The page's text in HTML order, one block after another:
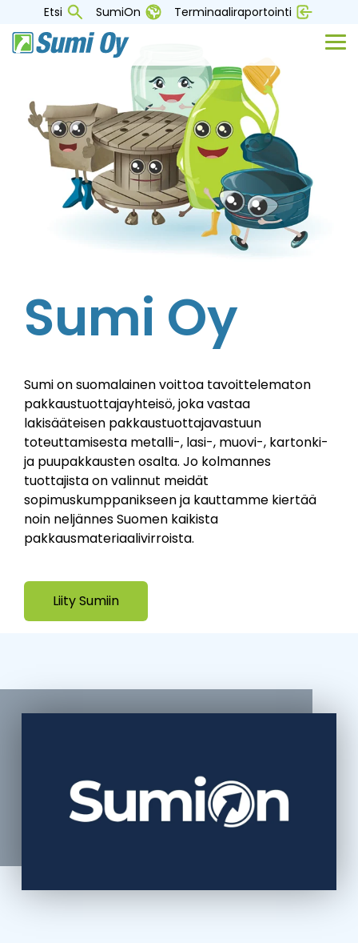
the
main
Etsi SumiOn Terminaaliraportointi
Sumi Oy
Sumi on suomalainen voittoa tavoittelematon
pakkaustuottajayhteisö, joka vastaa
lakisääteisen pakkaustuottajavastuun
toteuttamisesta metalli-, lasi-, muovi-, kartonki-
ja puupakkausten osalta. Jo kolmannes
tuottajista on valinnut meidät
sopimuskumppanikseen ja kauttamme kiertää
noin neljännes Suomen kaikista
pakkausmateriaalivirroista.
Liity Sumiin